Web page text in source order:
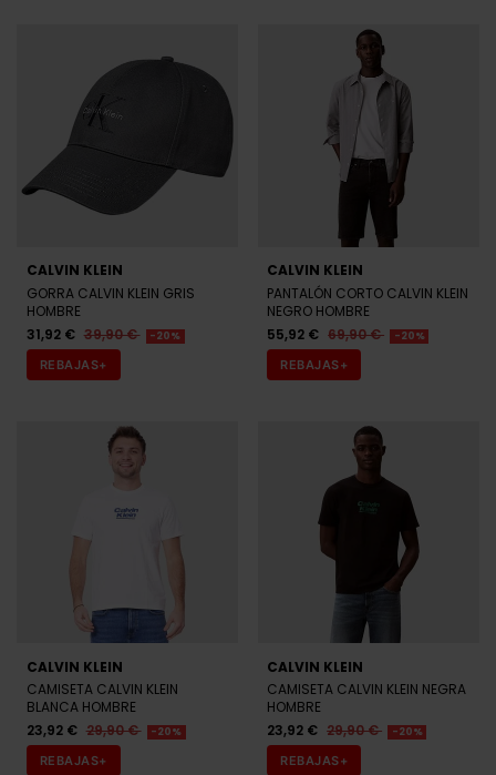
CALVIN KLEIN
GORRA CALVIN KLEIN GRIS
HOMBRE
31,92 € 39,90 € -20%
REBAJAS+
CALVIN KLEIN
PANTALÓN CORTO CALVIN KLEIN
NEGRO HOMBRE
55,92 € 69,90 € -20%
REBAJAS+
CALVIN KLEIN
CAMISETA CALVIN KLEIN
BLANCA HOMBRE
23,92 € 29,90 € -20%
REBAJAS+
CALVIN KLEIN
CAMISETA CALVIN KLEIN NEGRA
HOMBRE
23,92 € 29,90 € -20%
REBAJAS+